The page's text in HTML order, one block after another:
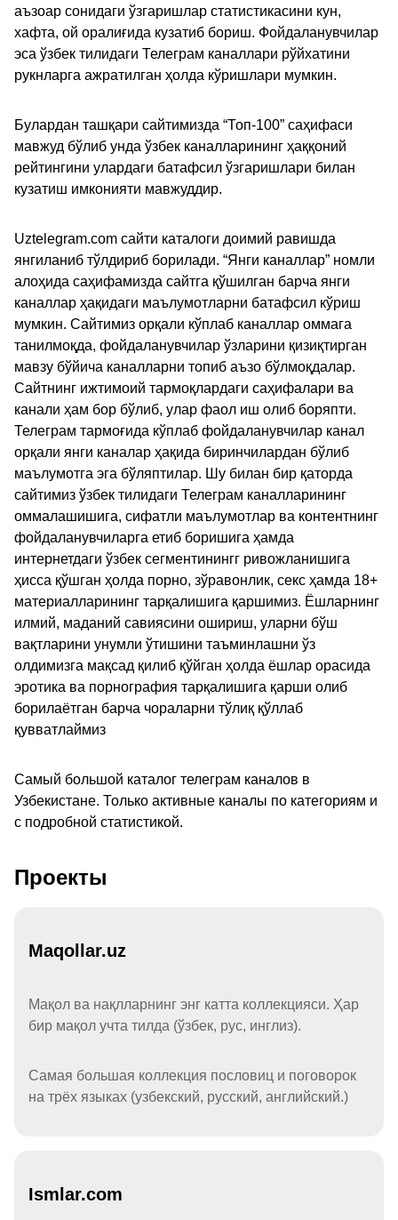
аъзоар сонидаги ўзгаришлар статистикасини кун,
хафта, ой оралиғида кузатиб бориш. Фойдаланувчилар
эса ўзбек тилидаги Телеграм каналлари рўйхатини
рукнларга ажратилган ҳолда кўришлари мумкин.
Булардан ташқари сайтимизда “Топ-100” саҳифаси
мавжуд бўлиб унда ўзбек каналларининг ҳаққоний
рейтингини улардаги батафсил ўзгаришлари билан
кузатиш имконияти мавжуддир.
Uztelegram.com сайти каталоги доимий равишда
янгиланиб тўлдириб борилади. “Янги каналлар” номли
алоҳида саҳифамизда сайтга қўшилган барча янги
каналлар ҳақидаги маълумотларни батафсил кўриш
мумкин. Сайтимиз орқали кўплаб каналлар оммага
танилмоқда, фойдаланувчилар ўзларини қизиқтирган
мавзу бўйича каналларни топиб аъзо бўлмоқдалар.
Сайтнинг ижтимоий тармоқлардаги саҳифалари ва
канали ҳам бор бўлиб, улар фаол иш олиб боряпти.
Телеграм тармоғида кўплаб фойдаланувчилар канал
орқали янги каналар ҳақида биринчилардан бўлиб
маълумотга эга бўляптилар. Шу билан бир қаторда
сайтимиз ўзбек тилидаги Телеграм каналларининг
оммалашишига, сифатли маълумотлар ва контентнинг
фойдаланувчиларга етиб боришига ҳамда
интернетдаги ўзбек сегментинингг ривожланишига
ҳисса қўшган ҳолда порно, зўравонлик, секс ҳамда 18+
материалларининг тарқалишига қаршимиз. Ёшларнинг
илмий, маданий савиясини ошириш, уларни бўш
вақтларини унумли ўтишини таъминлашни ўз
олдимизга мақсад қилиб қўйган ҳолда ёшлар орасида
эротика ва порнография тарқалишига қарши олиб
борилаётган барча чораларни тўлиқ қўллаб
қувватлаймиз
Самый большой каталог телеграм каналов в
Узбекистане. Только активные каналы по категориям и
с подробной статистикой.
Проекты
Maqollar.uz
Мақол ва нақлларнинг энг катта коллекцияси. Ҳар
бир мақол учта тилда (ўзбек, рус, инглиз).
Самая большая коллекция пословиц и поговорок
на трёх языках (узбекский, русский, английский.)
Ismlar.com